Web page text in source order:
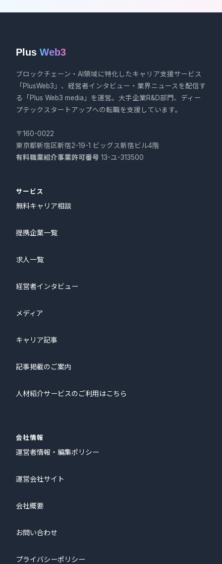
Plus Web3
ブロックチェーン・AI領域に特化したキャリア支援サービス
「PlusWeb3」、経営者インタビュー・業界ニュースを配信す
る「Plus Web3 media」を運営。大手企業R&D部門、ディー
プテックスタートアップへの転職を支援しています。
〒160-0022
東京都新宿区新宿2-19-1 ビッグス新宿ビル4階
有料職業紹介事業許可番号 13-ユ-313500
サービス
無料キャリア相談
提携企業一覧
求人一覧
経営者インタビュー
メディア
キャリア記事
記事掲載のご案内
人材紹介サービスのご利用はこちら
会社情報
運営者情報・編集ポリシー
運営会社サイト
会社概要
お問い合わせ
プライバシーポリシー